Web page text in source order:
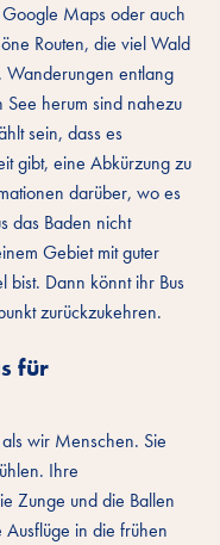
Maps oder auch
Routen, die viel Wald
Wanderungen entlang
See herum sind nahezu
sein, dass es
gibt, eine Abkürzung zu
darüber, wo es
das Baden nicht
Gebiet mit guter
bist. Dann könnt ihr Bus
zurückzukehren.
für
wir Menschen. Sie
Ihre
Zunge und die Ballen
in die frühen